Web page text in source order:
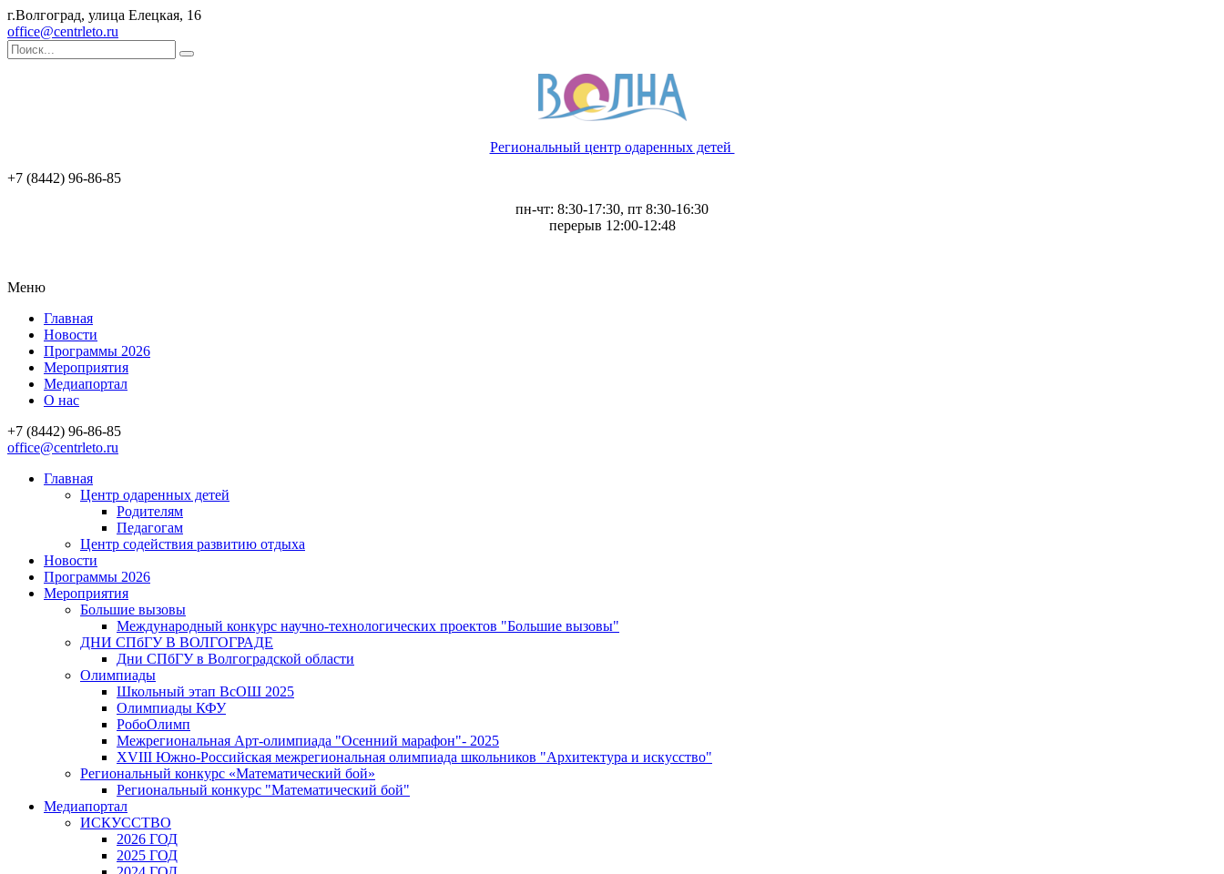
г.Волгоград, улица Елецкая, 16
office@centrleto.ru
Региональный центр одаренных детей
+7 (8442) 96-86-85
пн-чт: 8:30-17:30, пт 8:30-16:30
перерыв 12:00-12:48
Меню
Главная
Новости
Программы 2026
Мероприятия
Медиапортал
О нас
+7 (8442) 96-86-85
office@centrleto.ru
Главная
Центр одаренных детей
Родителям
Педагогам
Центр содействия развитию отдыха
Новости
Программы 2026
Мероприятия
Большие вызовы
Международный конкурс научно-технологических проектов "Большие вызовы"
ДНИ СПбГУ В ВОЛГОГРАДЕ
Дни СПбГУ в Волгоградской области
Олимпиады
Школьный этап ВсОШ 2025
Олимпиады КФУ
РобоОлимп
Межрегиональная Арт-олимпиада "Осенний марафон"- 2025
XVIII Южно-Российская межрегиональная олимпиада школьников "Архитектура и искусство"
Региональный конкурс «Математический бой»
Региональный конкурс "Математический бой"
Медиапортал
ИСКУССТВО
2026 ГОД
2025 ГОД